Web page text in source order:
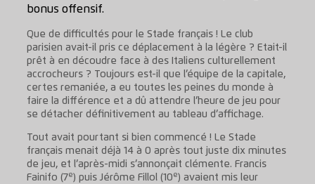
bonus offensif.
Que de difficultés pour le Stade français ! Le club
parisien avait-il pris ce déplacement à la légère ? Etait-il
prêt à en découdre face à des Italiens culturellement
accrocheurs ? Toujours est-il que l’équipe de la capitale,
certes remaniée, a eu toutes les peines du monde à
faire la différence et a dû attendre l’heure de jeu pour
se détacher définitivement au tableau d’affichage.
Tout avait pourtant si bien commencé ! Le Stade
français menait déjà 14 à 0 après tout juste dix minutes
de jeu, et l’après-midi s’annonçait clémente. Francis
Fainifo (7e) puis Jérôme Fillol (10e) avaient mis leur